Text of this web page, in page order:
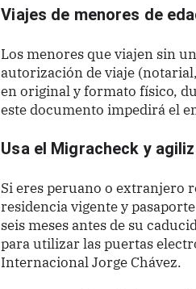
Viajes de menores de
Los menores que viajen sin
autorización de viaje
en original y formato físico,
este documento impedirá el
Usa el Migracheck y
Si eres peruano o extranjero
residencia vigente y
seis meses antes de su
para utilizar las puertas
Internacional Jorge Chávez.